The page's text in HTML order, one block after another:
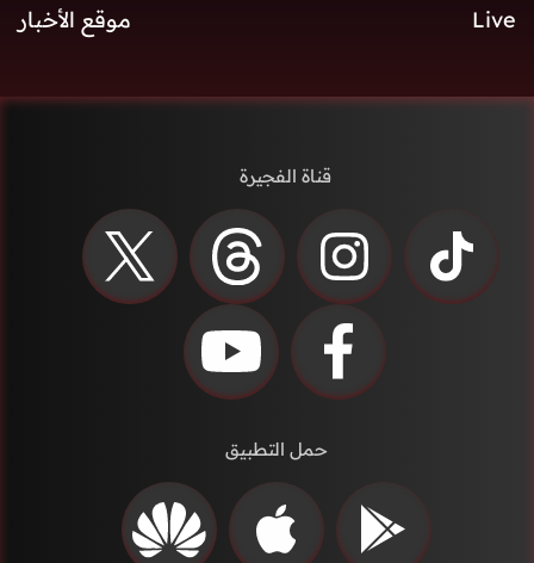
Live
موقع الأخبار
قناة الفجيرة
حمل التطبيق